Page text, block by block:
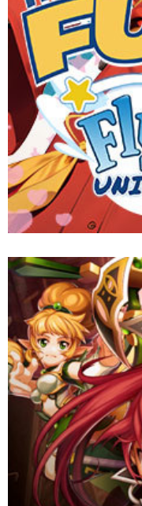
GrandChase beckons
Craft your hero, gear
action-RPG. Solo